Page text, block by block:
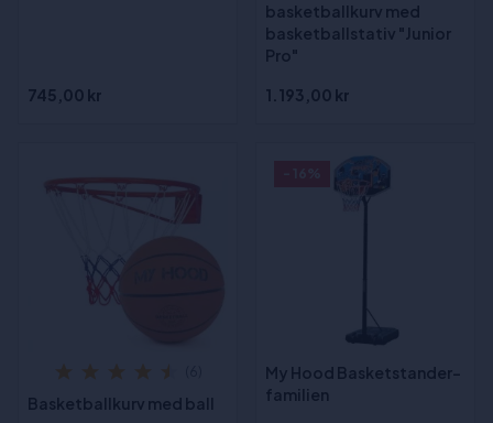
745,00 kr
basketballkurv med
basketballstativ "Junior
Pro"
1.193,00 kr
Basketballkurv med ball
My Hood Basketstander-
familien